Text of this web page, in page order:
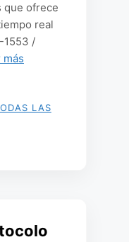
que ofrece
real
1553 /
más
LAS